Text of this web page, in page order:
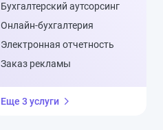
Бухгалтерский аутсорсинг
Онлайн-бухгалтерия
Электронная отчетность
Заказ рекламы
Еще 3 услуги